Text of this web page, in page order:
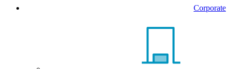
Corporate